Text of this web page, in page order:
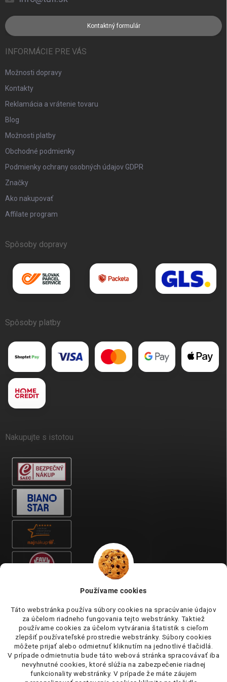
Používame cookies
Táto webstránka používa súbory cookies na spracúvanie údajov
za účelom riadneho fungovania tejto webstránky. Taktiež
používame cookies za účelom vytvárania štatistik s cieľom
zlepšiť používateľské prostredie webstránky. Súbory cookies
môžete prijať alebo odmietnuť kliknutím na jednotlivé tlačidlá.
V prípade odmietnutia bude táto webová stránka spracovávať iba
nevyhnutné cookies, ktoré slúžia na zabezpečenie riadnej
funkcionality webstránky. V prípade že máte záujem
Kontaktný formulár
INFORMÁCIE PRE VÁS
Možnosti dopravy
Kontakty
Reklamácia a vrátenie tovaru
Blog
Možnosti platby
Obchodné podmienky
Podmienky ochrany osobných údajov GDPR
Značky
Ako nakupovať
Affilate program
Spôsoby dopravy
Spôsoby platby
Nakupujte s istotou